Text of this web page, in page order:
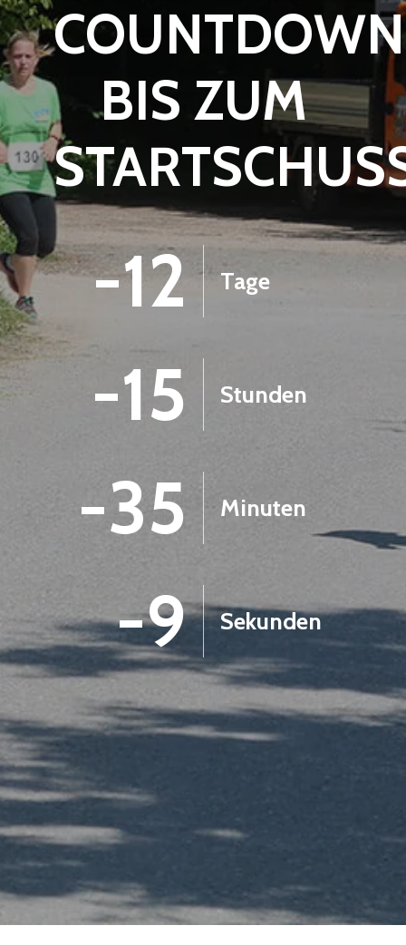
COUNTDOWN
BIS ZUM
-12 Tage
-15 Stunden
-35 Minuten
-10 Sekunden